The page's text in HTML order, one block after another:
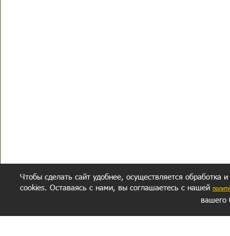
Чтобы сделать сайт удобнее, осуществляется обработка
cookies. Оставаясь с нами, вы соглашаетесь с нашей
вашего